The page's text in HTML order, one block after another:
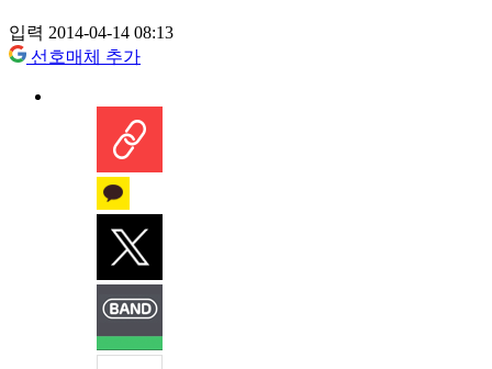
입력 2014-04-14 08:13
선호매체 추가